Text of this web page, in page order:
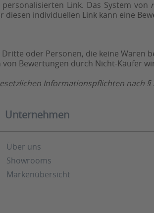
Link. Das System von
individuellen Link kann eine
oder Personen, die keine
Bewertungen durch Nicht-Käufer
Informationspflichten nach §
Unternehmen
Über uns
Showrooms
Markenübersicht